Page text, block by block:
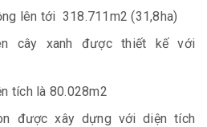
lên tới 318.711m2 (31,8ha)
cây xanh được thiết kế với
tích là 80.028m2
được xây dựng với diện tích